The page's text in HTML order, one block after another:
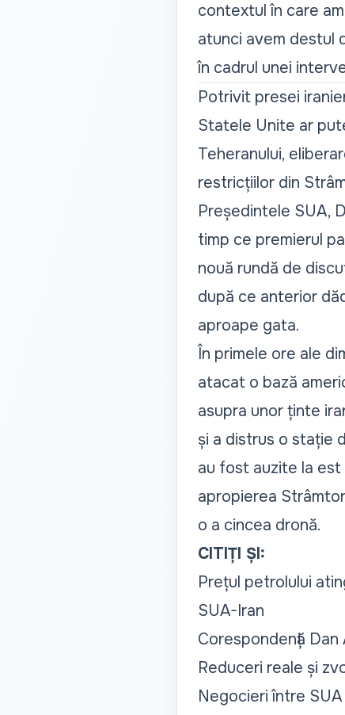
contextul în care
atunci avem destul
în cadrul unei
Potrivit presei
Statele Unite ar
Teheranului,
restricțiilor din
Președintele SUA,
timp ce premierul
nouă rundă de
după ce anterior
aproape gata.
În primele ore ale
atacat o bază
asupra unor ținte
și a distrus o stație
au fost auzite la est
apropierea
o a cincea dronă.
CITIȚI ȘI:
Prețul petrolului
SUA-Iran
Corespondență
Reduceri reale și
Negocieri între